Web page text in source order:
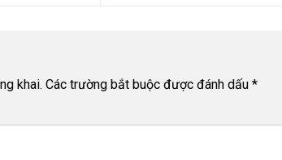
khai. Các trường bắt buộc được đánh dấu*